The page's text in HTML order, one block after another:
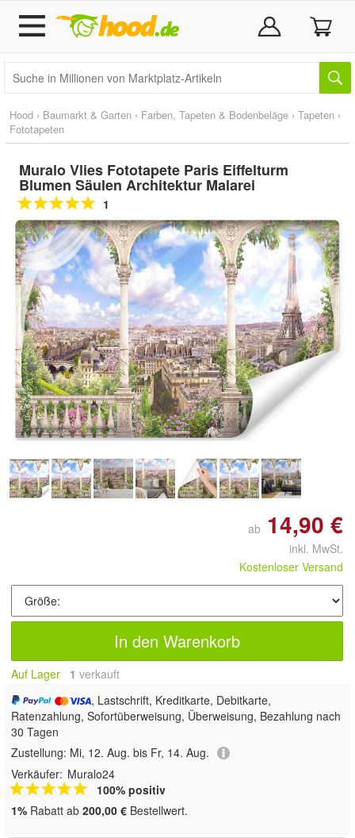
Hood › Baumarkt & Garten › Farben, Tapeten & Bodenbeläge › Tapeten ›
Fototapeten
Muralo Vlies Fototapete Paris Eiffelturm
Blumen Säulen Architektur Malarei
1
Doppelt antippen zum
vergrößern
ab 14,90 €
inkl. MwSt.
Kostenloser Versand
In den Warenkorb
Auf Lager 1 verkauft
, Lastschrift, Kreditkarte, Debitkarte,
Ratenzahlung, Sofortüberweisung, Überweisung, Bezahlung nach
30 Tagen
Zustellung: Mi, 12. Aug. bis Fr, 14. Aug.
Verkäufer: Muralo24
100% positiv
1% Rabatt ab 200,00 € Bestellwert.